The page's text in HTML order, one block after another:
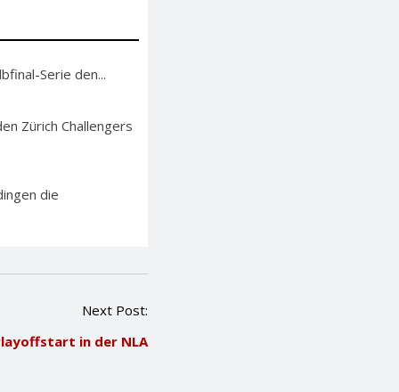
Serie den...
Zürich Challengers
die
Next Post:
in der NLA